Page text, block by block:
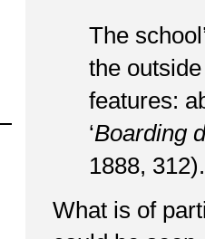
The
the
features:
‘Boarding
1888,
What is of